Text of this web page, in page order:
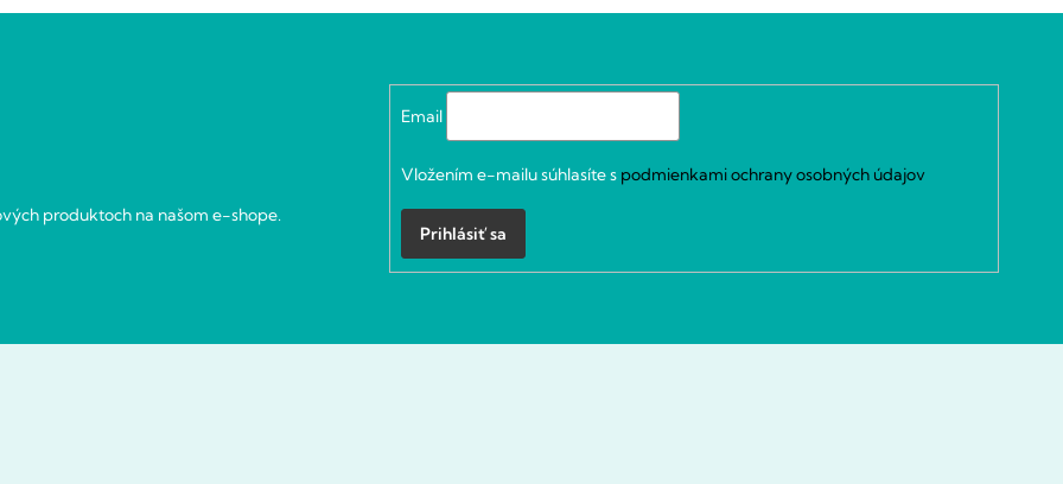
produktoch na našom e-shope.
Email
Vložením e-mailu súhlasíte s podmienkami ochrany osobných údajov
Prihlásiť sa